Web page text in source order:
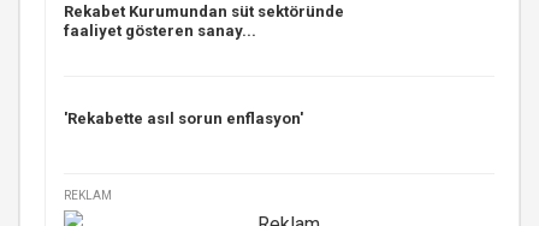
Rekabet Kurumundan süt sektöründe
faaliyet gösteren sanay...
'Rekabette asıl sorun enflasyon'
REKLAM